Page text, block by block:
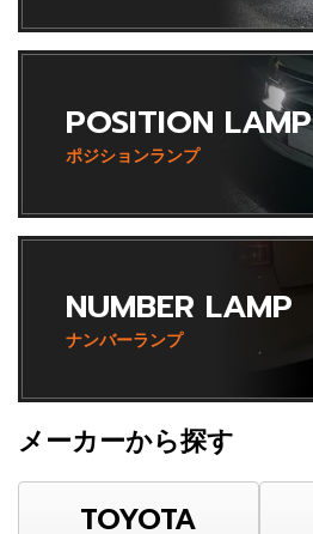
POSITION LAMP
ポジションランプ
NUMBER LAMP
ナンバーランプ
メーカーから探す
TOYOTA